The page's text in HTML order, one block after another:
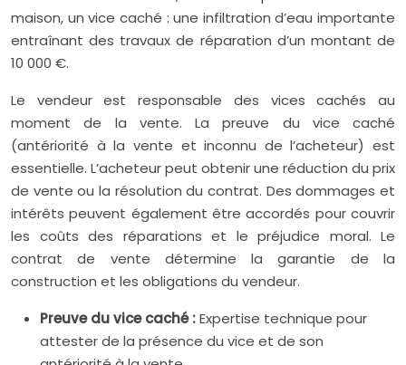
maison, un vice caché : une infiltration d’eau importante
entraînant des travaux de réparation d’un montant de
10 000 €.
Le vendeur est responsable des vices cachés au
moment de la vente. La preuve du vice caché
(antériorité à la vente et inconnu de l’acheteur) est
essentielle. L’acheteur peut obtenir une réduction du prix
de vente ou la résolution du contrat. Des dommages et
intérêts peuvent également être accordés pour couvrir
les coûts des réparations et le préjudice moral. Le
contrat de vente détermine la garantie de la
construction et les obligations du vendeur.
Preuve du vice caché :Expertise technique pour
attester de la présence du vice et de son